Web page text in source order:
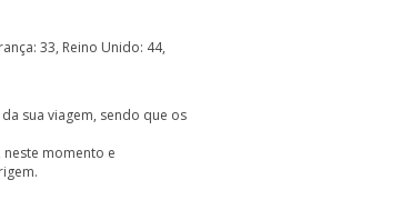
33, Reino Unido: 44,
sua viagem, sendo que os
neste momento e